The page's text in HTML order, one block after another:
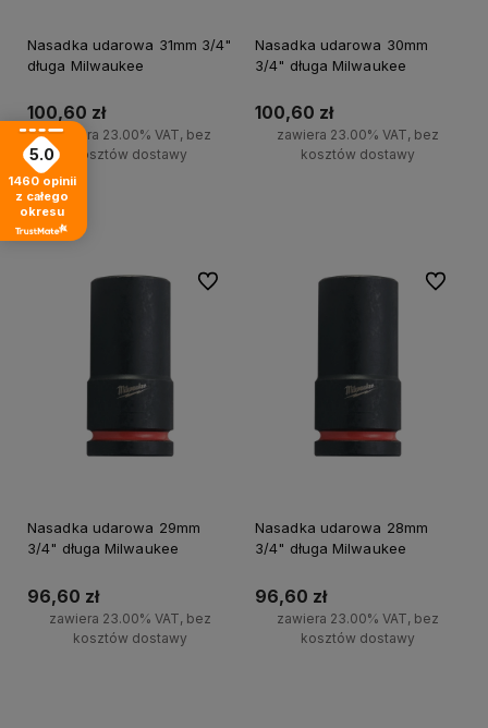
Nasadka udarowa 31mm 3/4"
długa Milwaukee
100,60 zł
zawiera 23.00% VAT, bez
kosztów dostawy
Nasadka udarowa 30mm
3/4" długa Milwaukee
100,60 zł
zawiera 23.00% VAT, bez
kosztów dostawy
Nasadka udarowa 29mm
3/4" długa Milwaukee
96,60 zł
zawiera 23.00% VAT, bez
kosztów dostawy
Do ulubionych
Nasadka udarowa 28mm
3/4" długa Milwaukee
96,60 zł
zawiera 23.00% VAT, bez
kosztów dostawy
Do
5.0
1460 opinii
z całego
okresu